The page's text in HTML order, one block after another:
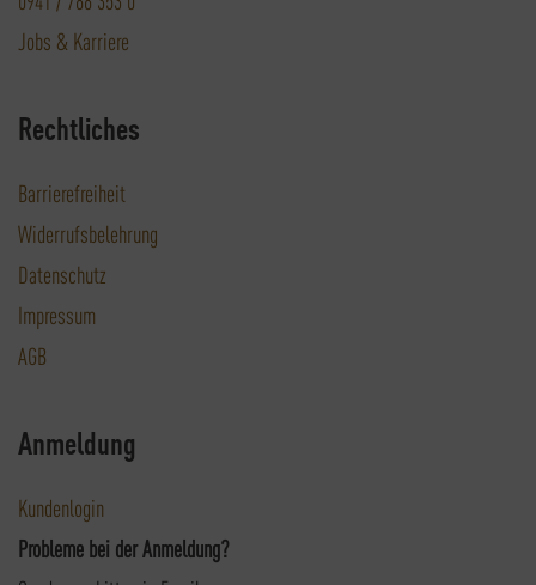
Jobs & Karriere
Rechtliches
Barrierefreiheit
Widerrufsbelehrung
Datenschutz
Impressum
AGB
Anmeldung
Kundenlogin
Probleme bei der Anmeldung?